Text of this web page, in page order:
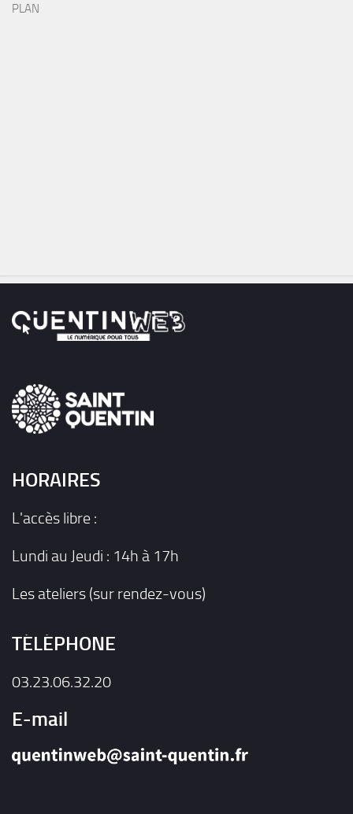
PLAN
HORAIRES
L'accès libre :
Lundi au Jeudi : 14h à 17h
Les ateliers (sur rendez-vous)
TÉLÉPHONE
03.23.06.32.20
E-mail